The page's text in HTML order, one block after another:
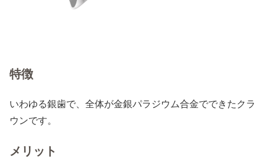
特徴
いわゆる銀歯で、全体が金銀パラジウム合金でできたクラ
ウンです。
メリット